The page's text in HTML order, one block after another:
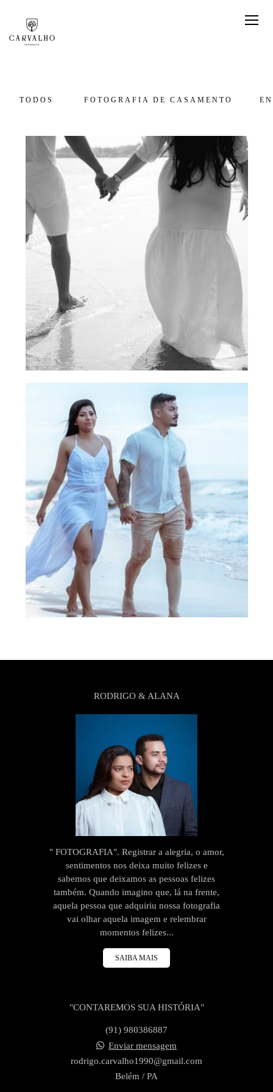
TODOS FOTOGRAFIA DE CASAMENTO
RODRIGO & ALANA
" FOTOGRAFIA". Registrar a alegria, o amor,
sentimentos nos deixa muito felizes e
sabemos que deixamos as pessoas felizes
também. Quando imagino que, lá na frente,
aquela pessoa que adquiriu nossa fotografia
vai olhar aquela imagem e relembrar
momentos felizes...
SAIBA MAIS
"CONTAREMOS SUA HISTÓRIA"
(91) 980386887
Enviar mensagem
rodrigo.carvalho1990@gmail.com
Belém / PA